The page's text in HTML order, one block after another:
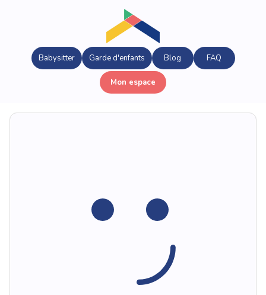
Babysitter Garde d'enfants Blog FAQ
Mon espace